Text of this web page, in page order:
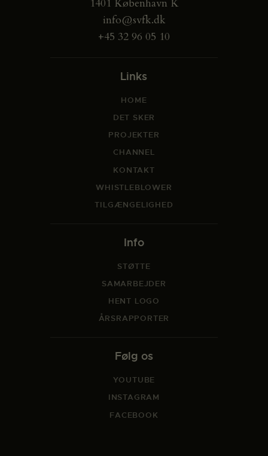
1401 København K
info@svfk.dk
+45 32 96 05 10
Links
HOME
DET SKER
PROJEKTER
CHANNEL
KONTAKT
WHISTLEBLOWER
TILGÆNGELIGHED
Info
STØTTE
SAMARBEJDER
HENT LOGO
ÅRSRAPPORTER
Følg os
YOUTUBE
INSTAGRAM
FACEBOOK